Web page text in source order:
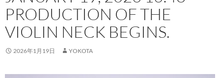
PRODUCTION OF THE
VIOLIN NECK BEGINS.
2026年1月19日 YOKOTA